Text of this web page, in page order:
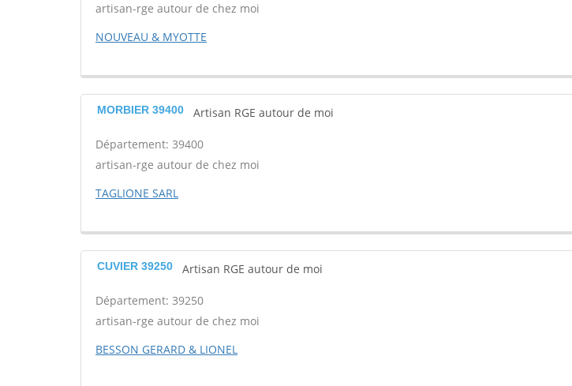
artisan-rge autour de chez moi
NOUVEAU & MYOTTE
MORBIER 39400 Artisan RGE autour de moi
Département: 39400
artisan-rge autour de chez moi
TAGLIONE SARL
CUVIER 39250 Artisan RGE autour de moi
Département: 39250
artisan-rge autour de chez moi
BESSON GERARD & LIONEL